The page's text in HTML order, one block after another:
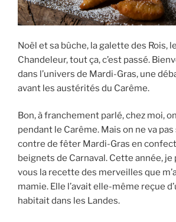
Noël et sa bûche, la galette des Rois,
Chandeleur, tout ça, c’est passé.
dans l’univers de Mardi-Gras, une
avant les austérités du Carême.
Bon, à franchement parlé, chez moi,
pendant le Carême. Mais on ne va
contre de fêter Mardi-Gras en
beignets de Carnaval. Cette année, je
vous la recette des merveilles que
mamie. Elle l’avait elle-même reçue
habitait dans les Landes.